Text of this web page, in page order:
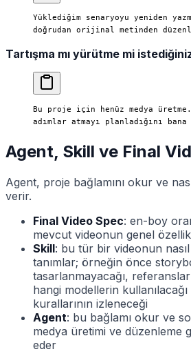
Yüklediğim senaryoyu yeniden
doğrudan orijinal metinden
Tartışma mı yürütme mi
Bu proje için henüz medya
adımlar atmayı planladığını
Agent, Skill ve Final
Agent, proje bağlamını okur ve
verir.
Final Video Spec: en-boy
mevcut videonun genel
Skill: bu tür bir videonun nasıl
tanımlar; örneğin önce
tasarlanmayacağı,
hangi modellerin
kurallarının izleneceği
Agent: bu bağlamı okur ve
medya üretimi ve düzenleme
eder